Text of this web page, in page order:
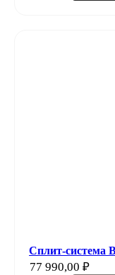
Сплит-система
77 990,00 ₽